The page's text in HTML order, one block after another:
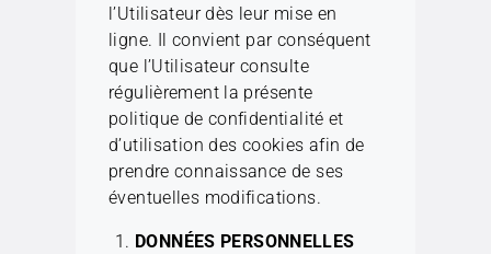
l’Utilisateur dès leur mise en
ligne. Il convient par conséquent
que l’Utilisateur consulte
régulièrement la présente
politique de confidentialité et
d’utilisation des cookies afin de
prendre connaissance de ses
éventuelles modifications.
DONNÉES PERSONNELLES